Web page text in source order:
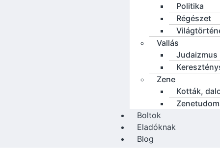
Politika
Régészet
Vallás
Judaizmus
Zene
Kották,
Boltok
Eladóknak
Blog